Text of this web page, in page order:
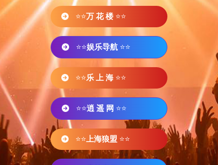
⭐⭐万 花 楼 ⭐⭐
⭐⭐娱乐导航 ⭐⭐
⭐⭐乐 上 海 ⭐⭐
⭐⭐逍 遥 网 ⭐⭐
⭐⭐ 上海狼盟 ⭐⭐